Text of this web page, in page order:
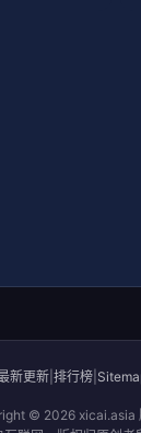
新更新 排行榜
© 2026 xicai.asia